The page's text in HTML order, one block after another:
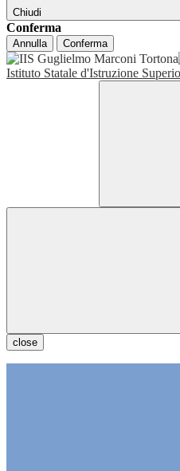
Chiudi
Conferma
Annulla Conferma
Istituto Statale d'Istruzione
close